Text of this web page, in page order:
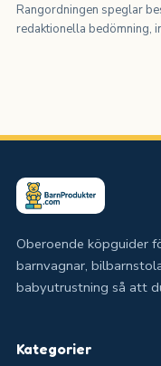
Rangordningen speglar
redaktionella bedömning,
Oberoende köpguider
barnvagnar,
babyutrustning så att
Kategorier